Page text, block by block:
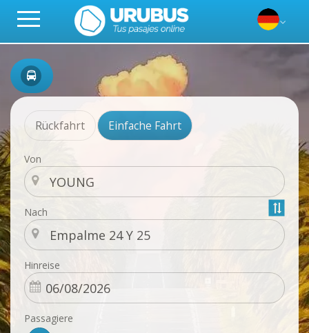
Rückfahrt Einfache Fahrt
Von
Nach
Hinreise
Passagiere